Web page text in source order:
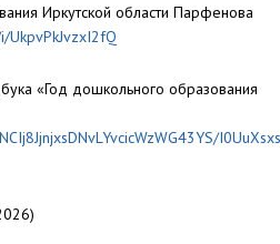
Иркутской области Парфенова
UkpvPkJvzxI2fQ
«Год дошкольного образования